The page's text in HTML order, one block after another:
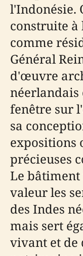
l'Indonésie.
construite à
comme
Général
d'œuvre
fenêtre sur
sa
expositions
précieuses
Le bâtiment
valeur les
des Indes
mais sert
vivant et de